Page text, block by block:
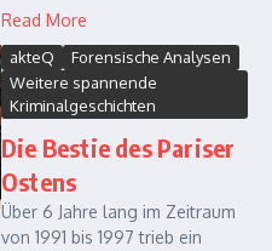
Read More
akteQ
Forensische Analysen
Weitere spannende
Kriminalgeschichten
Die Bestie des Pariser
Ostens
Über 6 Jahre lang im Zeitraum
von 1991 bis 1997 trieb ein